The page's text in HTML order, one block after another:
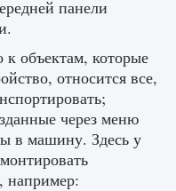
EPalworld
0 0
панели
к объектам, которые
относится все,
через меню
в машину. Здесь у
например: